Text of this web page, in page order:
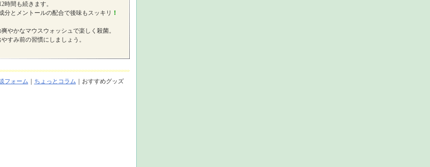
時間も続きます。
分とメントールの配合で後味もスッキリ ！
やかなマウスウォッシュで楽しく殺菌。
すみ前の習慣にしましょう。
フォーム ちょっとコラム ｜おすすめグッズ